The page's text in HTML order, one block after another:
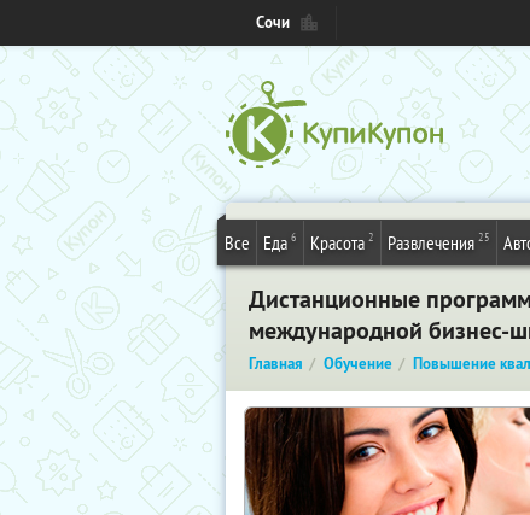
Сочи
Все Еда 6 Красота 2 Развлечения 25
Дистанционные
международной бизнес-
Главная Обучение Повышение